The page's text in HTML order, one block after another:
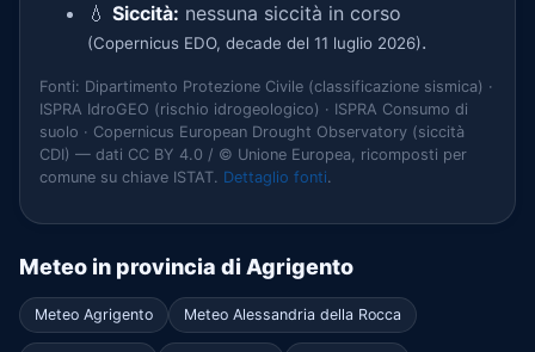
💧 Siccità: nessuna siccità in corso
(Copernicus EDO, decade del 11 luglio 2026).
Fonti: Dipartimento Protezione Civile (classificazione sismica) ·
ISPRA IdroGEO (rischio idrogeologico) · ISPRA Consumo di
suolo · Copernicus European Drought Observatory (siccità
CDI) — dati CC BY 4.0 / © Unione Europea, ricomposti per
comune su chiave ISTAT. Dettaglio fonti.
Meteo in provincia di Agrigento
Meteo Agrigento Meteo Alessandria della Rocca